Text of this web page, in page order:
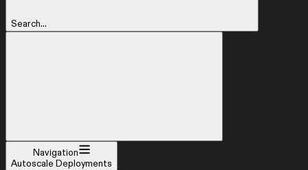
Search...
Navigation
Autoscale Deployments